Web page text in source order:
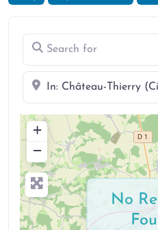
Search for
Near
+
−
No